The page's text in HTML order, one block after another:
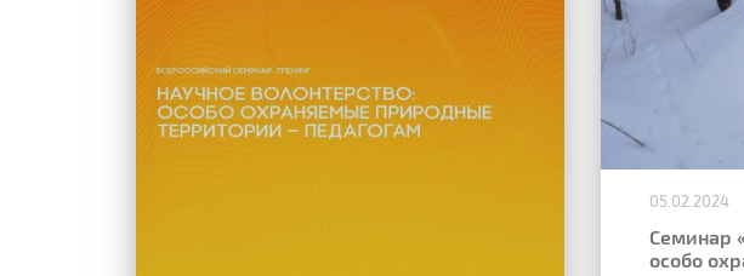
05.02.2024
Семинар
особо